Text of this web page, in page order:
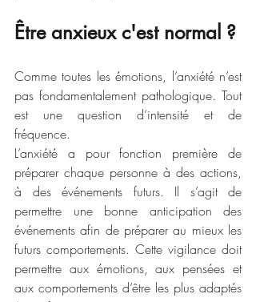
Être anxieux c'est normal ?
Comme toutes les émotions, l’anxiété n’est
pas fondamentalement pathologique. Tout
est une question d’intensité et de
fréquence.
L’anxiété a pour fonction première de
préparer chaque personne à des actions,
à des événements futurs. Il s’agit de
permettre une bonne anticipation des
événements afin de préparer au mieux les
futurs comportements. Cette vigilance doit
permettre aux émotions, aux pensées et
aux comportements d’être les plus adaptés